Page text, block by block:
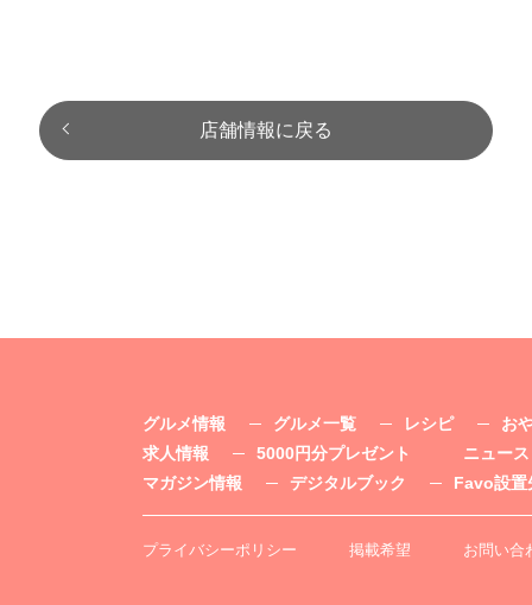
店舗情報に戻る
グルメ情報 グルメ一覧 レシピ お
求人情報
5000円分プレゼント
ニュース
マガジン情報
デジタルブック Favo設置
プライバシーポリシー 掲載希望 お問い合